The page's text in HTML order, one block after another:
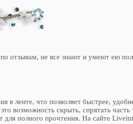
отзывам, не все знают и умеют ею
ленте, что позволяет быстрее,
возможность скрыть, спрятать часть
для полного прочтения. На сайте